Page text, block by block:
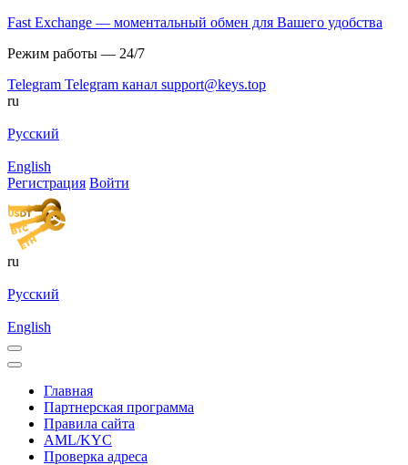
Fast Exchange — моментальный обмен для Вашего удобства
Режим работы — 24/7
Telegram Telegram канал support@keys.top
ru
Русский
English
Регистрация Войти
ru
Русский
English
Главная
Партнерская программа
Правила сайта
AML/KYC
Проверка адреса